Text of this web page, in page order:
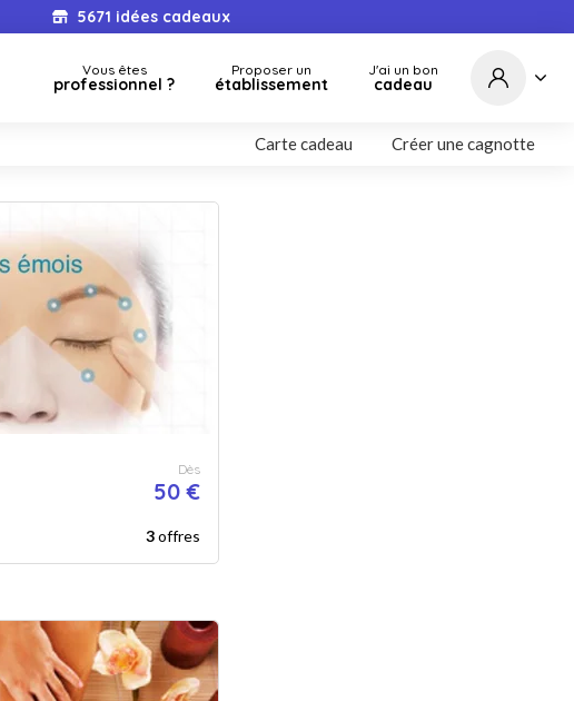
5671 idées cadeaux
Vous êtes
professionnel ?
Proposer un
établissement
J'ai un bon
cadeau
Carte cadeau Créer une cagnotte
Dès
50 €
3offres